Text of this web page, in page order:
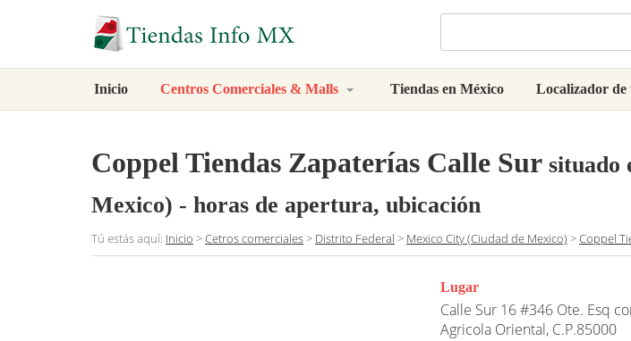
Inicio Centros Comerciales & Malls Tiendas en México Localizador de
Coppel Tiendas Zapaterías Calle Sur situado
Mexico) - horas de apertura, ubicación
Tú estás aquí: Inicio >Cetros comerciales> Distrito Federal > Mexico City (Ciudad de Mexico) >Coppel
Lugar
Calle Sur 16 #346 Ote. Esq
Agricola Oriental, C.P.85000